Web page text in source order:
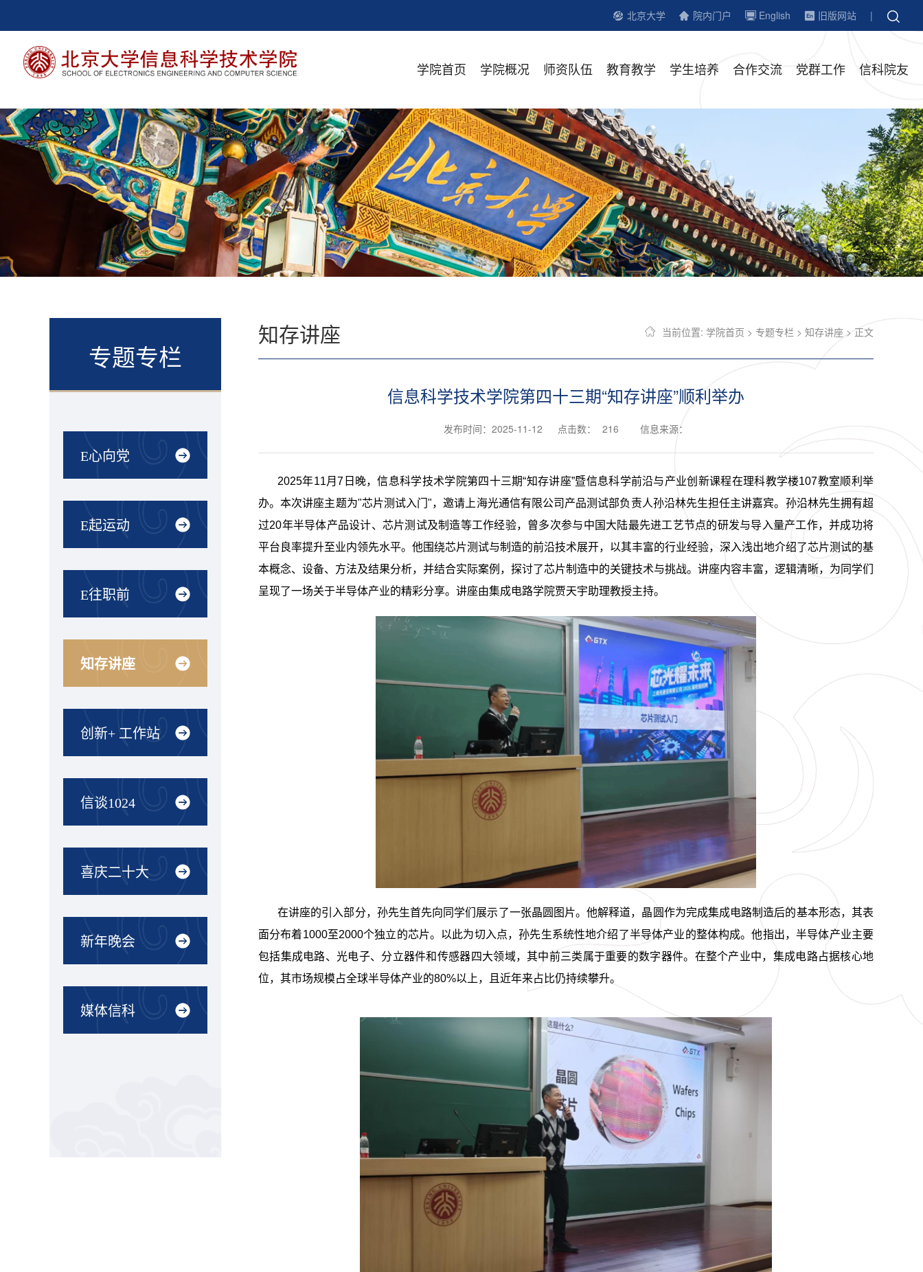
北京大学 院内门户 English 旧版网站 |
学院首页 学院概况 师资队伍 教育教学 学生培养 合作交流 党群工作 信科院友
专题专栏
E心向党
E起运动
E往职前
知存讲座
创新+ 工作站
信谈1024
喜庆二十大
新年晚会
媒体信科
知存讲座 当前位置: 学院首页 > 专题专栏 > 知存讲座 > 正文
信息科学技术学院第四十三期“知存讲座”顺利举办
发布时间：2025-11-12 点击数： 216 信息来源：
2025年11月7日晚，信息科学技术学院第四十三期“知存讲座”暨信息科学前沿与产业创新课程在理科教学楼107教室顺利举
办。本次讲座主题为"芯片测试入门"，邀请上海光通信有限公司产品测试部负责人孙沿林先生担任主讲嘉宾。孙沿林先生拥有超
过20年半导体产品设计、芯片测试及制造等工作经验，曾多次参与中国大陆最先进工艺节点的研发与导入量产工作，并成功将
平台良率提升至业内领先水平。他围绕芯片测试与制造的前沿技术展开，以其丰富的行业经验，深入浅出地介绍了芯片测试的基
本概念、设备、方法及结果分析，并结合实际案例，探讨了芯片制造中的关键技术与挑战。讲座内容丰富，逻辑清晰，为同学们
呈现了一场关于半导体产业的精彩分享。讲座由集成电路学院贾天宇助理教授主持。
在讲座的引入部分，孙先生首先向同学们展示了一张晶圆图片。他解释道，晶圆作为完成集成电路制造后的基本形态，其表
面分布着1000至2000个独立的芯片。以此为切入点，孙先生系统性地介绍了半导体产业的整体构成。他指出，半导体产业主要
包括集成电路、光电子、分立器件和传感器四大领域，其中前三类属于重要的数字器件。在整个产业中，集成电路占据核心地
位，其市场规模占全球半导体产业的80%以上，且近年来占比仍持续攀升。